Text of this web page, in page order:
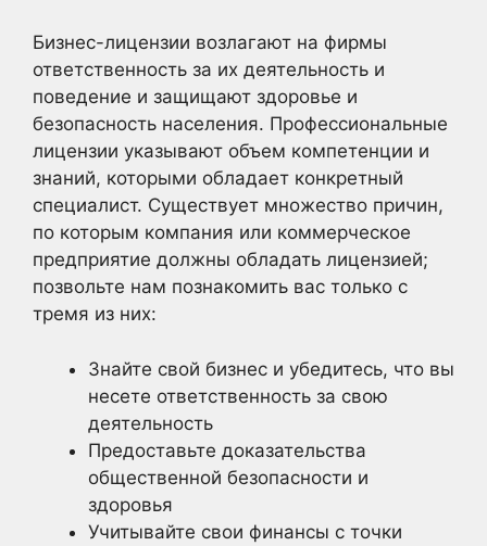
Бизнес-лицензии возлагают на фирмы
ответственность за их деятельность и
поведение и защищают здоровье и
безопасность населения. Профессиональные
лицензии указывают объем компетенции и
знаний, которыми обладает конкретный
специалист. Существует множество причин,
по которым компания или коммерческое
предприятие должны обладать лицензией;
позвольте нам познакомить вас только с
тремя из них:
Знайте свой бизнес и убедитесь, что вы
несете ответственность за свою
деятельность
Предоставьте доказательства
общественной безопасности и
здоровья
Учитывайте свои финансы с точки